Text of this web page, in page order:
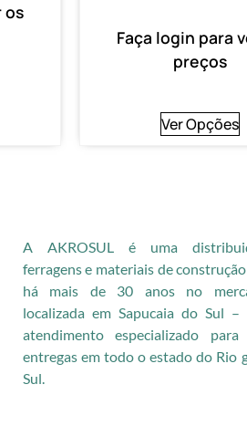
os
Faça login para
preços
Ver Opções
A AKROSUL é uma
ferragens e materiais de
há mais de 30 anos no
localizada em Sapucaia do Sul –
atendimento especializado
entregas em todo o estado do Rio
Sul.